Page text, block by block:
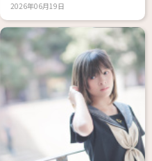
2026年06月19日